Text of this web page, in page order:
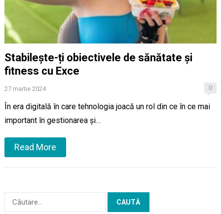
Stabilește-ți obiectivele de sănătate și
fitness cu Exce
27 martie 2024 0
În era digitală în care tehnologia joacă un rol din ce în ce mai
important în gestionarea și…
Read More
după: